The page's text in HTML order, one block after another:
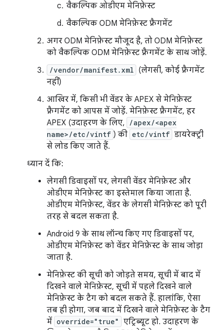
वैकल्पिक ओडीएम मेनिफ़ेस्ट
वैकल्पिक ODM मेनिफ़ेस्ट फ़्रैगमेंट
अगर ODM मेनिफ़ेस्ट मौजूद है, तो ODM मेनिफ़ेस्ट
को वैकल्पिक ODM मेनिफ़ेस्ट फ़्रैगमेंट के साथ जोड़ें.
/vendor/manifest.xml (लेगसी, कोई फ़्रैगमेंट
नहीं)
आखिर में, किसी भी वेंडर के APEX से मेनिफ़ेस्ट
फ़्रैगमेंट को आपस में जोड़ें. मेनिफ़ेस्ट फ़्रैगमेंट, हर
APEX (उदाहरण के लिए,
/apex/<apex
name>/etc/vintf ) की etc/vintf डायरेक्ट्री
से लोड किए जाते हैं.
ध्यान दें कि:
लेगसी डिवाइसों पर, लेगसी वेंडर मेनिफ़ेस्ट और
ओडीएम मेनिफ़ेस्ट का इस्तेमाल किया जाता है.
ओडीएम मेनिफ़ेस्ट, वेंडर के लेगसी मेनिफ़ेस्ट को पूरी
तरह से बदल सकता है.
Android 9 के साथ लॉन्च किए गए डिवाइसों पर,
ओडीएम मेनिफ़ेस्ट को वेंडर मेनिफ़ेस्ट के साथ जोड़ा
जाता है.
मेनिफ़ेस्ट की सूची को जोड़ते समय, सूची में बाद में
दिखने वाले मेनिफ़ेस्ट, सूची में पहले दिखने वाले
मेनिफ़ेस्ट के टैग को बदल सकते हैं. हालांकि, ऐसा
तब ही होगा, जब बाद में दिखने वाले मेनिफ़ेस्ट के टैग
में override="true"
एट्रिब्यूट हो. उदाहरण के